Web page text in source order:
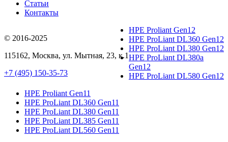
Статьи
Контакты
© 2016-2025
115162, Москва, ул. Мытная, 23, к.1
+7 (495) 150-35-73
HPE Proliant Gen12
HPE ProLiant DL360 Gen12
HPE ProLiant DL380 Gen12
HPE ProLiant DL380a
Gen12
HPE ProLiant DL580 Gen12
HPE Proliant Gen11
HPE ProLiant DL360 Gen11
HPE ProLiant DL380 Gen11
HPE ProLiant DL385 Gen11
HPE ProLiant DL560 Gen11